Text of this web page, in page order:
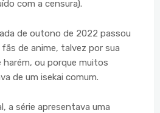
com a censura).
de outono de 2022 passou
de anime, talvez por sua
ou porque muitos
de um isekai comum.
a série apresentava uma